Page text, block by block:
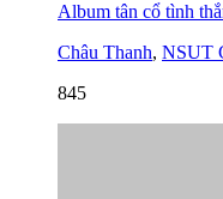
Album tân cổ tình
Châu Thanh, NSUT
845